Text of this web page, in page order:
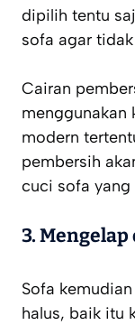
dipilih tentu
sofa agar
Cairan
menggunakan
modern
pembersih
cuci sofa yang
3.
Sofa
halus, baik itu